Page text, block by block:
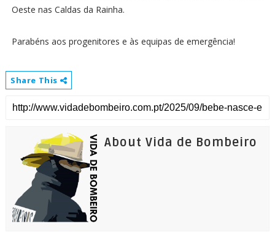
Oeste nas Caldas da Rainha.
Parabéns aos progenitores e às equipas de emergência!
Share This
About Vida de Bombeiro